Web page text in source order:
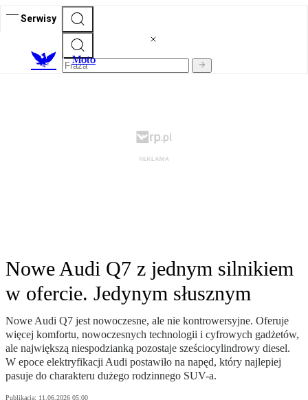
Serwisy
Moto
Nowe Audi Q7 z jednym silnikiem
w ofercie. Jedynym słusznym
Nowe Audi Q7 jest nowoczesne, ale nie kontrowersyjne. Oferuje
więcej komfortu, nowoczesnych technologii i cyfrowych gadżetów,
ale największą niespodzianką pozostaje sześciocylindrowy diesel.
W epoce elektryfikacji Audi postawiło na napęd, który najlepiej
pasuje do charakteru dużego rodzinnego SUV-a.
Publikacja: 11.06.2026 05:00